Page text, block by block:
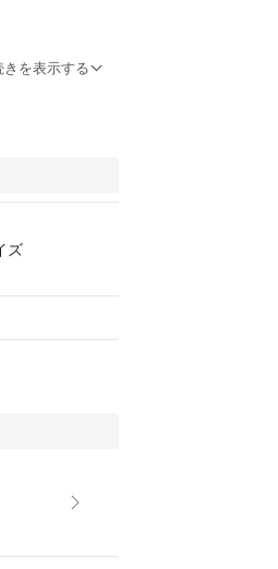
きを表示する
ズ